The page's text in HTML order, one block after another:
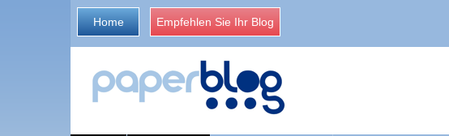
Home Empfehlen Sie Ihr Blog